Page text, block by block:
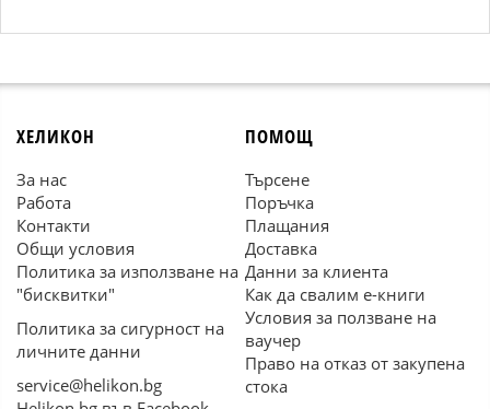
ХЕЛИКОН
За нас
Работа
Контакти
Общи условия
Политика за използване на
"бисквитки"
Политика за сигурност на
личните данни
service@helikon.bg
ПОМОЩ
Търсене
Поръчка
Плащания
Доставка
Данни за клиента
Как да свалим е-книги
Условия за ползване на
ваучер
Право на отказ от закупена
стока